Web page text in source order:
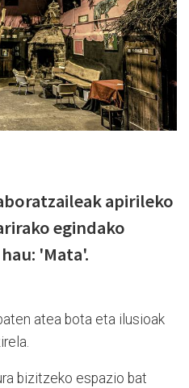
apirileko
egindako
'Mata'.
atea bota eta ilusioak
bizitzeko espazio bat